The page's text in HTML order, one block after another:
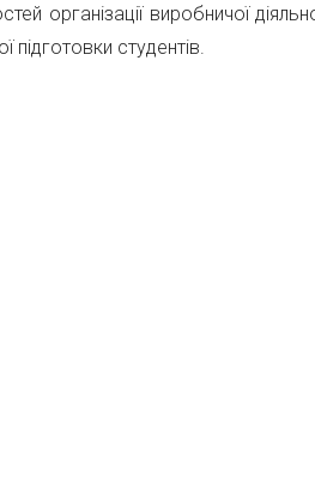
організації виробничої
підготовки студентів.